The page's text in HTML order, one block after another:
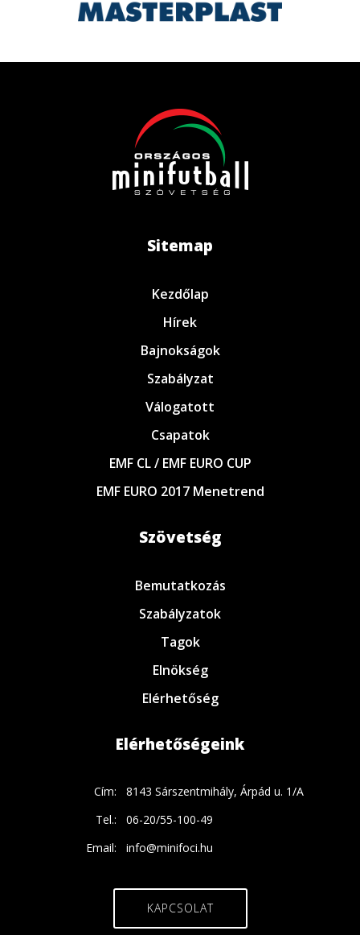
Sitemap
Kezdőlap
Hírek
Bajnokságok
Szabályzat
Válogatott
Csapatok
EMF CL / EMF EURO CUP
EMF EURO 2017 Menetrend
Szövetség
Bemutatkozás
Szabályzatok
Tagok
Elnökség
Elérhetőség
Elérhetőségeink
Cím:
8143 Sárszentmihály, Árpád u. 1/A
Tel.:
06-20/55-100-49
Email:
info@minifoci.hu
KAPCSOLAT